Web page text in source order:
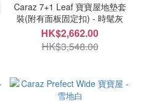
Caraz 7+1 Leaf 寶寶屋地墊套
裝(附有面板固定扣) - 時髦灰
HK$2,662.00
HK$3,548.00